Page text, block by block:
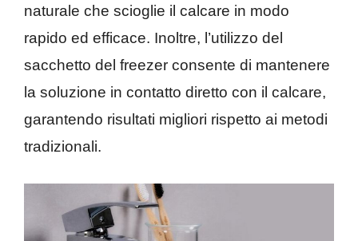
naturale che scioglie il calcare in modo
rapido ed efficace. Inoltre, l’utilizzo del
sacchetto del freezer consente di mantenere
la soluzione in contatto diretto con il calcare,
garantendo risultati migliori rispetto ai metodi
tradizionali.